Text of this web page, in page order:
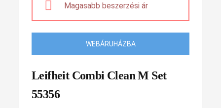
Magasabb beszerzési ár
WEBÁRUHÁZBA
Leifheit Combi Clean M Set
55356